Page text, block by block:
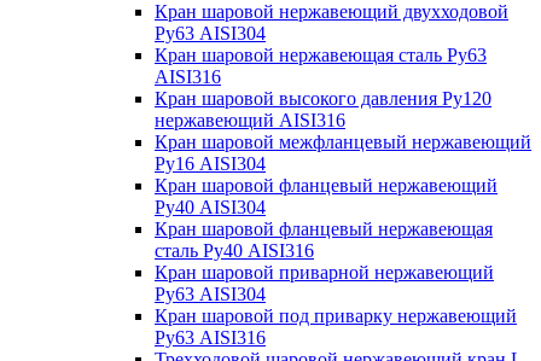
Кран шаровой нержавеющий двухходовой
Ру63 AISI304
Кран шаровой нержавеющая сталь Ру63
AISI316
Кран шаровой высокого давления Ру120
нержавеющий AISI316
Кран шаровой межфланцевый нержавеющий
Ру16 AISI304
Кран шаровой фланцевый нержавеющий
Ру40 AISI304
Кран шаровой фланцевый нержавеющая
сталь Ру40 AISI316
Кран шаровой приварной нержавеющий
Ру63 AISI304
Кран шаровой под приварку нержавеющий
Ру63 AISI316